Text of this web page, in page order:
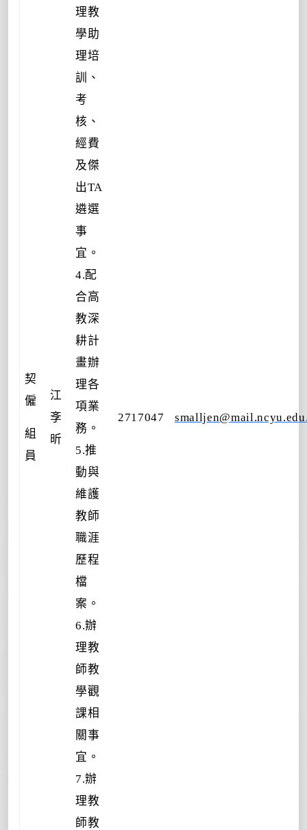
契
僱
組
員
江
斈
昕
理教
學助
理培
訓、
考
核、
經費
及傑
出TA
遴選
事
宜。
4.配
合高
教深
耕計
畫辦
理各
項業
務。
5.推
動與
維護
教師
職涯
歷程
檔
案。
6.辦
理教
師教
學觀
課相
關事
宜。
7.辦
理教
師教
2717047